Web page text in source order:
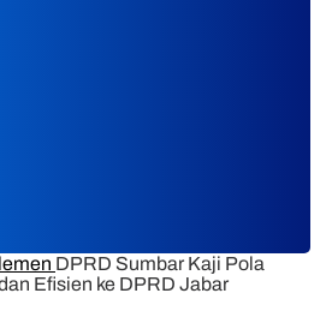
DPRD Sumbar Kaji Pola
Efisien ke DPRD Jabar